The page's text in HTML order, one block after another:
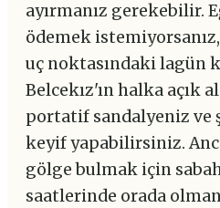
ayırmanız gerekebilir.
ödemek
uç noktasındaki lagün
Belcekız'ın halka açık
portatif sandalyeniz ve
keyif yapabilirsiniz.
gölge bulmak için
saatlerinde orada